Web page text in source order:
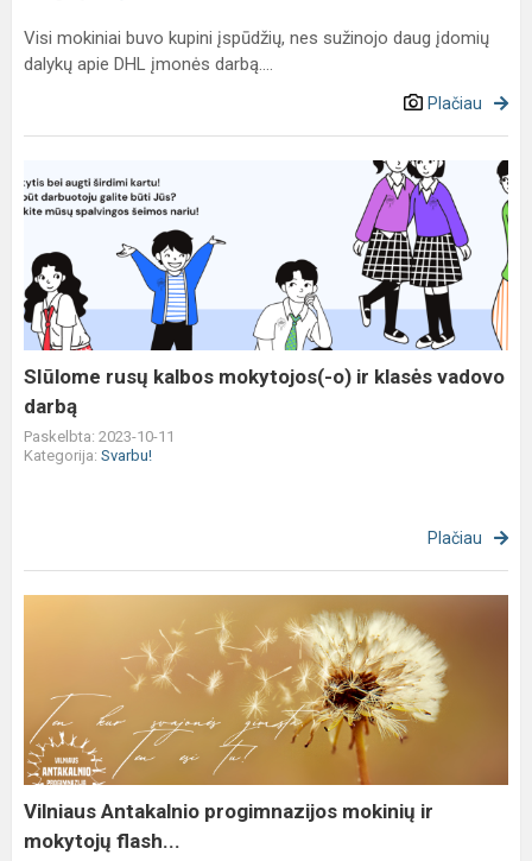
Visi mokiniai buvo kupini įspūdžių, nes sužinojo daug įdomių
dalykų apie DHL įmonės darbą....
Plačiau
SIūlome
rusų
mokytojos(-
o)
ir
klasės
vadovo
darbą
SIūlome rusų kalbos mokytojos(-o) ir klasės vadovo
darbą
Paskelbta: 2023-10-11
Kategorija: Svarbu!
Plačiau
progimnazijos
mokinių
mokytojų
flash...
Vilniaus Antakalnio progimnazijos mokinių ir
mokytojų flash...